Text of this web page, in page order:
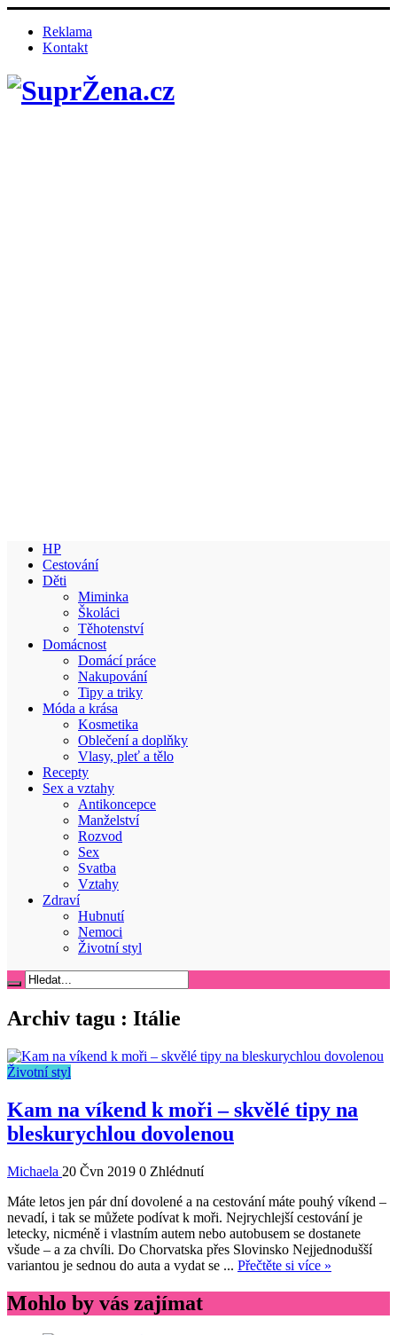
Reklama
Kontakt
HP
Cestování
Děti
Miminka
Školáci
Těhotenství
Domácnost
Domácí práce
Nakupování
Tipy a triky
Móda a krása
Kosmetika
Oblečení a doplňky
Vlasy, pleť a tělo
Recepty
Sex a vztahy
Antikoncepce
Manželství
Rozvod
Sex
Svatba
Vztahy
Zdraví
Hubnutí
Nemoci
Životní styl
Archiv tagu : Itálie
Životní styl
Kam na víkend k moři – skvělé tipy na
bleskurychlou dovolenou
Michaela 20 Čvn 2019 0 Zhlédnutí
Máte letos jen pár dní dovolené a na cestování máte pouhý víkend –
nevadí, i tak se můžete podívat k moři. Nejrychlejší cestování je
letecky, nicméně i vlastním autem nebo autobusem se dostanete
všude – a za chvíli. Do Chorvatska přes Slovinsko Nejjednodušší
variantou je sednou do auta a vydat se ... Přečtěte si více »
Mohlo by vás zajímat